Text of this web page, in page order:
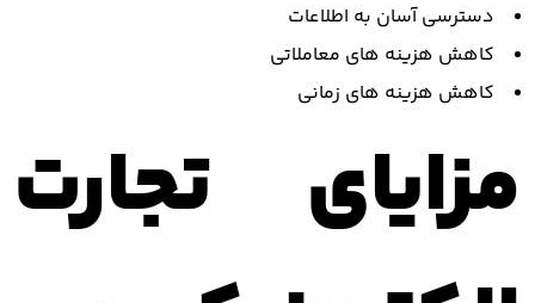
دسترسی آسان به اطلاعات
کاهش هزینه های معاملاتی
کاهش هزینه های زمانی
مزایای تجارت